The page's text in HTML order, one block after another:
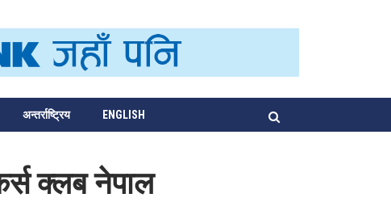
अन्तर्राष्ट्रिय ENGLISH
क्लब नेपाल